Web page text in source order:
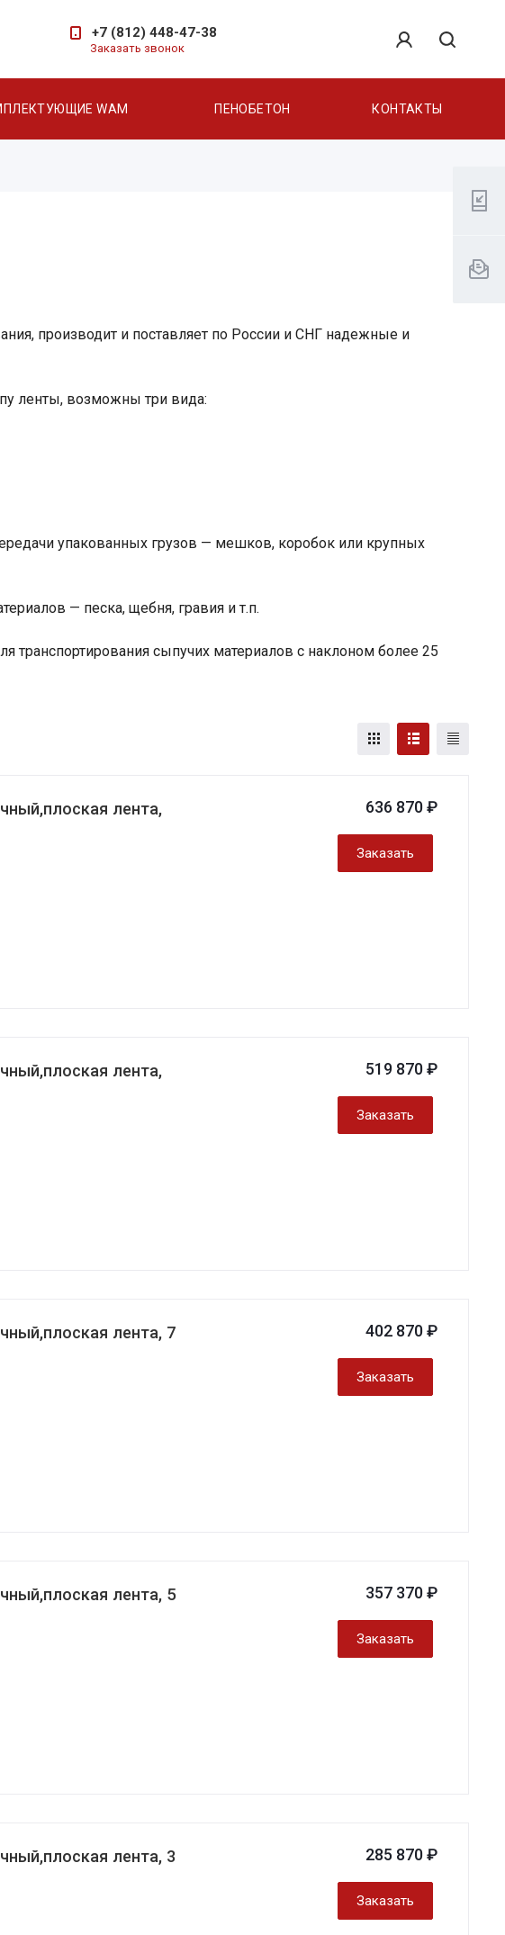
+7 (812) 448-47-38
Заказать звонок
WAM ПЕНОБЕТОН КОНТАКТЫ
производит и поставляет по России и СНГ надежные и
ленты, возможны три вида:
упакованных грузов — мешков, коробок или крупных
— песка, щебня, гравия и т.п.
сыпучих материалов с наклоном более 25
лента,
636 870 ₽
Заказать
лента,
519 870 ₽
Заказать
лента, 7
402 870 ₽
Заказать
лента, 5
357 370 ₽
Заказать
лента, 3
285 870 ₽
Заказать